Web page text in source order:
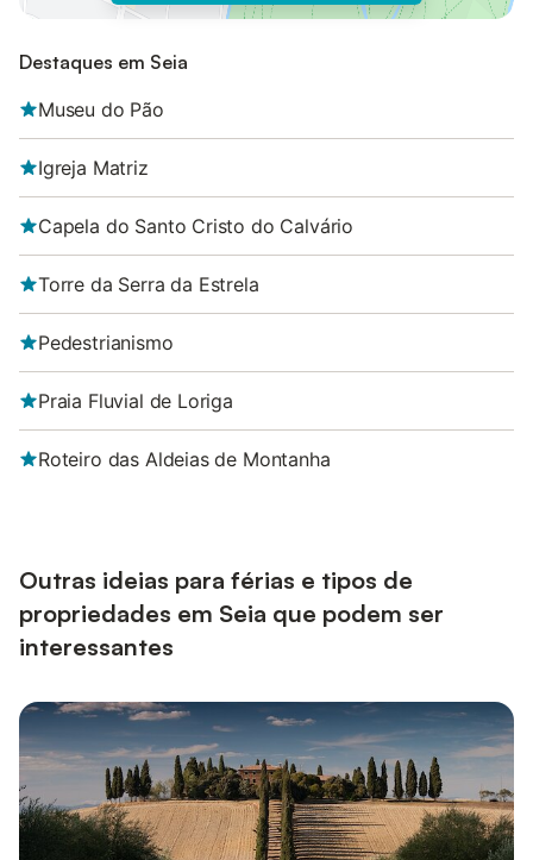
Destaques em Seia
Museu do Pão
Igreja Matriz
Capela do Santo Cristo do Calvário
Torre da Serra da Estrela
Pedestrianismo
Praia Fluvial de Loriga
Roteiro das Aldeias de Montanha
Outras ideias para férias e tipos de
propriedades em Seia que podem ser
interessantes